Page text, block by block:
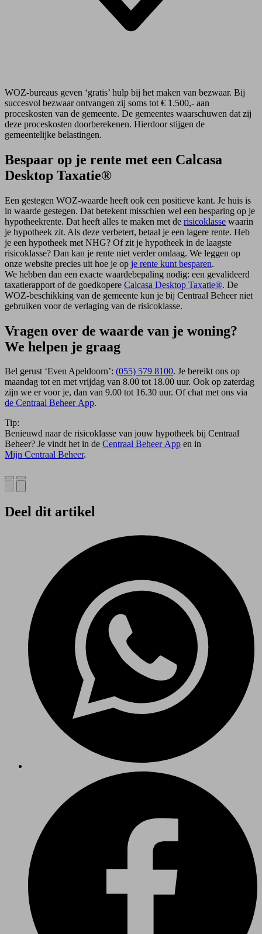
WOZ-bureaus geven ‘gratis’ hulp bij het maken van bezwaar. Bij
succesvol bezwaar ontvangen zij soms tot € 1.500,- aan
proceskosten van de gemeente. De gemeentes waarschuwen dat zij
deze proceskosten doorberekenen. Hierdoor stijgen de
gemeentelijke belastingen.
Bespaar op je rente met een Calcasa
Desktop Taxatie®
Een gestegen WOZ-waarde heeft ook een positieve kant. Je huis is
in waarde gestegen. Dat betekent misschien wel een besparing op je
hypotheekrente. Dat heeft alles te maken met de risicoklasse waarin
je hypotheek zit. Als deze verbetert, betaal je een lagere rente. Heb
je een hypotheek met NHG? Of zit je hypotheek in de laagste
risicoklasse? Dan kan je rente niet verder omlaag. We leggen op
onze website precies uit hoe je op je rente kunt besparen.
We hebben dan een exacte waardebepaling nodig: een gevalideerd
taxatierapport of de goedkopere Calcasa Desktop Taxatie®. De
WOZ-beschikking van de gemeente kun je bij Centraal Beheer niet
gebruiken voor de verlaging van de risicoklasse.
Vragen over de waarde van je woning?
We helpen je graag
Bel gerust ‘Even Apeldoorn’: (055) 579 8100. Je bereikt ons op
maandag tot en met vrijdag van 8.00 tot 18.00 uur. Ook op zaterdag
zijn we er voor je, dan van 9.00 tot 16.30 uur. Of chat met ons via
de Centraal Beheer App.
Tip:
Benieuwd naar de risicoklasse van jouw hypotheek bij Centraal
Beheer? Je vindt het in de Centraal Beheer App en in
Mijn Centraal Beheer.
Deel dit artikel